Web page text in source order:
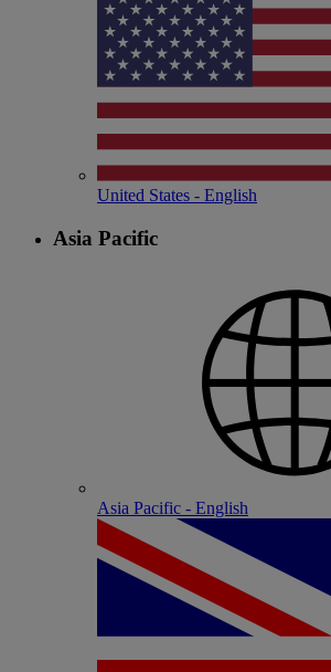
United States - English
Asia Pacific
Asia Pacific - English